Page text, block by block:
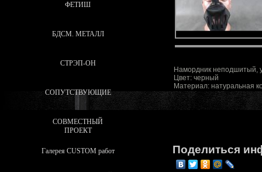
ФЕТИШ
БДСМ. МЕТАЛЛ
СТРЭП-ОН
СОПУТСТВУЮЩИЕ
СОВМЕСТНЫЙ
ПРОЕКТ
Галерея CUSTOM работ
Намордник неподшитый,
Цвет: черный
Материал: натуральная
Поделиться